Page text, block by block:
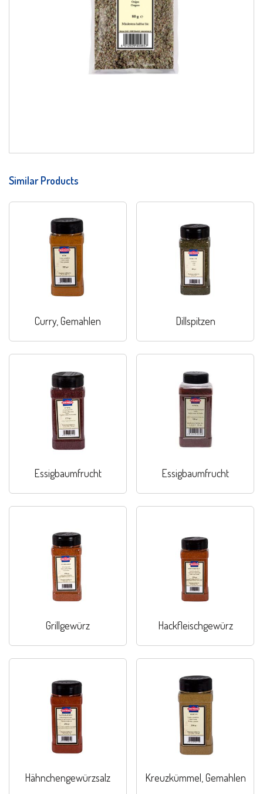
Similar Products
Curry, Gemahlen Dillspitzen
Essigbaumfrucht Essigbaumfrucht
Grillgewürz Hackfleischgewürz
Hähnchengewürzsalz Kreuzkümmel, Gemahlen